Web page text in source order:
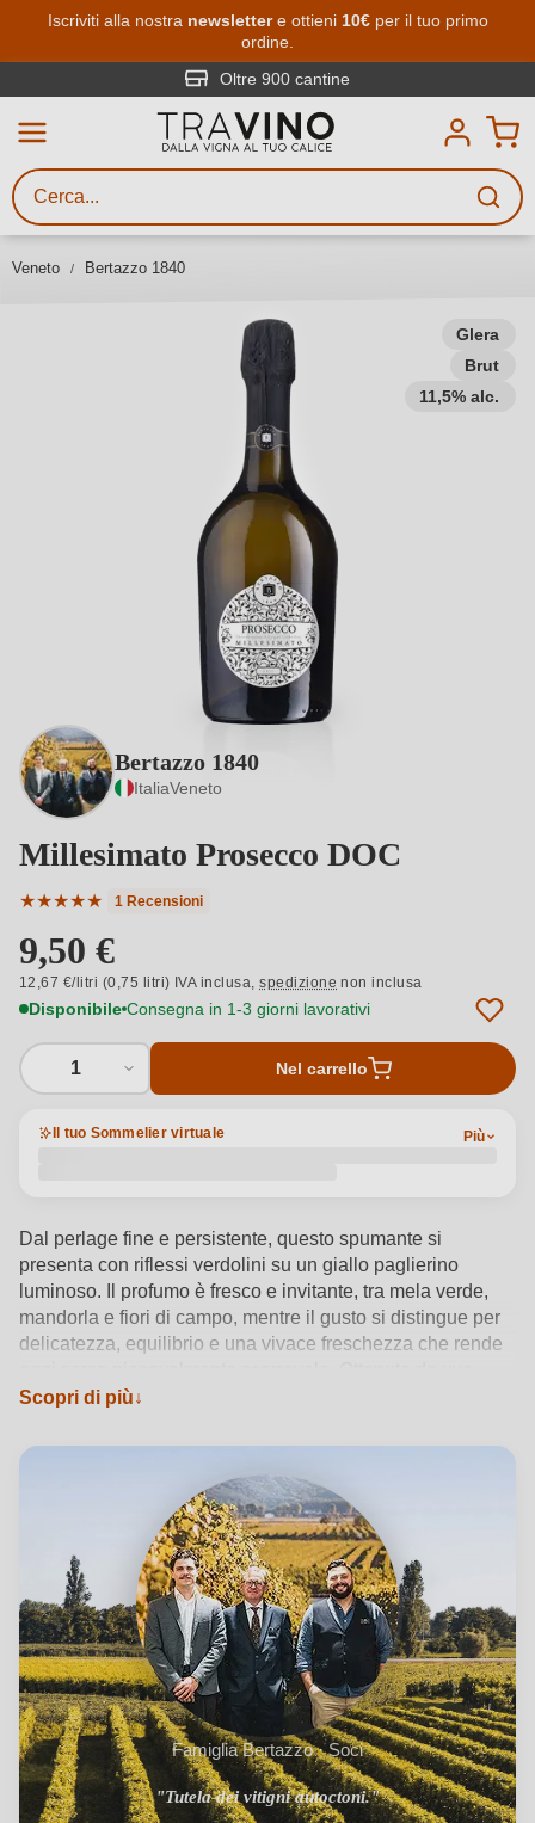
Passa al contenuto principale
Iscriviti alla nostra newslettere ottieni 10€per il tuo primo
ordine.
Oltre 900 cantine
Veneto Bertazzo 1840
Glera
Brut
11,5% alc.
Bertazzo 1840
ItaliaVeneto
Millesimato Prosecco DOC
★★★★★
Valutazione media di 5 su 5 stelle
1 Recensioni
9,50 €
12,67 €/litri (0,75 litri) IVA inclusa,spedizione non inclusa
Disponibile Consegna in 1-3 giorni lavorativi
1 Nel carrello
Il tuo Sommelier virtuale Più
Dal perlage fine e persistente, questo spumante si
presenta con riflessi verdolini su un giallo paglierino
luminoso. Il profumo è fresco e invitante, tra mela verde,
mandorla e fiori di campo, mentre il gusto si distingue per
delicatezza, equilibrio e una vivace freschezza che rende
Glera in Veneto, si serve ideale tra i 6 e gli 8°C ed è
cantina Bertazzo 1840, radicata nella tradizione locale dal
XIX secolo, interpreta con sensibilità moderna i vitigni
autoctoni, dando vita a bollicine che esaltano l’identità del
Vedi dettagli del prodotto →
Scopri di più
Famiglia Bertazzo · Soci
"Tutela dei vitigni autoctoni."
"Viticoltura dalla prima metà del XIX secolo."
Ricerca vini
Inserisci almeno 3 caratteri
gusto, occasione, nome del vino,
vitigno, regione, cantina o altri